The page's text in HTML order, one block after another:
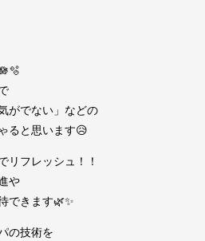
がでない」などの
ると思います😥
リフレッシュ！！
や
できます🌿✨
の技術を